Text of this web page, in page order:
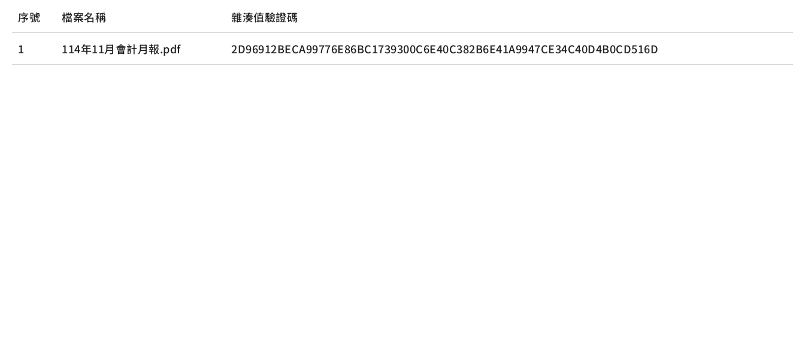
序號
檔案名稱 雜湊值驗證碼
1 114年11月會計月報.pdf 2D96912BECA99776E86BC1739300C6E40C382B6E41A9947CE34C40D4B0CD516D